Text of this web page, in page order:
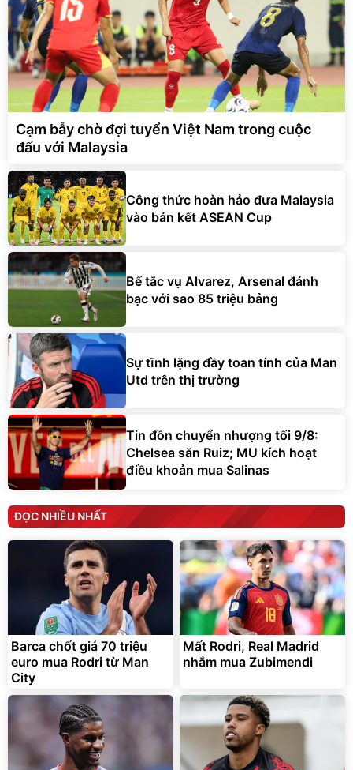
Cạm bẫy chờ đợi tuyển Việt Nam trong cuộc
đấu với Malaysia
Công thức hoàn hảo đưa Malaysia
vào bán kết ASEAN Cup
Bế tắc vụ Alvarez, Arsenal đánh
bạc với sao 85 triệu bảng
Sự tĩnh lặng đầy toan tính của Man
Utd trên thị trường
Tin đồn chuyển nhượng tối 9/8:
Chelsea săn Ruiz; MU kích hoạt
điều khoản mua Salinas
ĐỌC NHIỀU NHẤT
Barca chốt giá 70 triệu
euro mua Rodri từ Man
City
Mất Rodri, Real Madrid
nhắm mua Zubimendi